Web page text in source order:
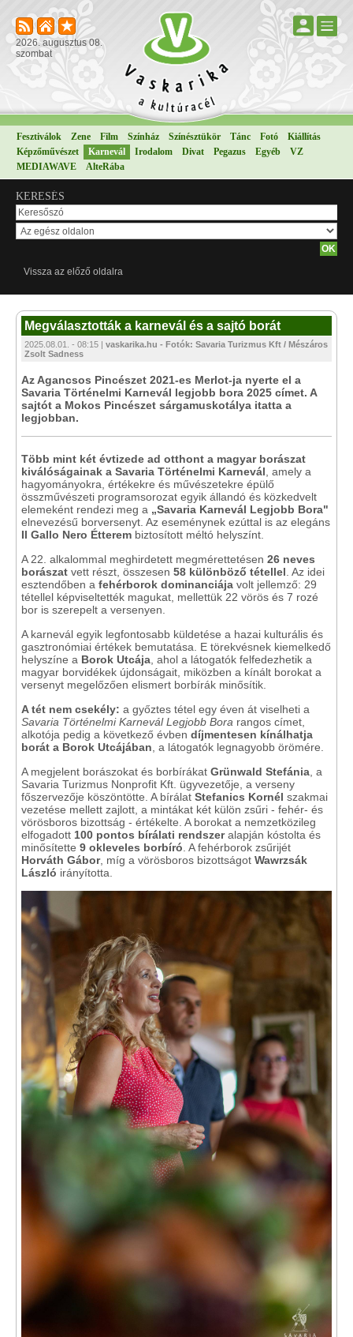
2026. augusztus 08.
szombat
Fesztiválok Zene Film Színház Színésztükör Tánc Fotó
Kiállítás
Képzőművészet
Karnevál Irodalom Divat Pegazus Egyéb
VZ
MEDIAWAVE
AlteRába
KERESÉS
Vissza az előző oldalra
Megválasztották a karnevál és a sajtó borát
2025.08.01. - 08:15 | vaskarika.hu - Fotók: Savaria Turizmus Kft / Mészáros
Zsolt Sadness
Az Agancsos Pincészet 2021-es Merlot-ja nyerte el a
Savaria Történelmi Karnevál legjobb bora 2025 címet. A
sajtót a Mokos Pincészet sárgamuskotálya itatta a
legjobban.
Több mint két évtizede ad otthont a magyar borászat
kiválóságainak a Savaria Történelmi Karnevál , amely a
hagyományokra, értékekre és művészetekre épülő
összművészeti programsorozat egyik állandó és közkedvelt
elemeként rendezi meg a „Savaria Karnevál Legjobb Bora"
elnevezésű borversenyt. Az eseménynek ezúttal is az elegáns
Il Gallo Nero Étterem biztosított méltó helyszínt.
A 22. alkalommal meghirdetett megmérettetésen 26 neves
borászat vett részt, összesen 58 különböző tétellel . Az idei
esztendőben a fehérborok dominanciája volt jellemző: 29
tétellel képviseltették magukat, mellettük 22 vörös és 7 rozé
bor is szerepelt a versenyen.
A karnevál egyik legfontosabb küldetése a hazai kulturális és
gasztronómiai értékek bemutatása. E törekvésnek kiemelkedő
helyszíne a Borok Utcája , ahol a látogatók felfedezhetik a
magyar borvidékek újdonságait, miközben a kínált borokat a
versenyt megelőzően elismert borbírák minősítik.
A tét nem csekély: a győztes tétel egy éven át viselheti a
Savaria Történelmi Karnevál Legjobb Bora rangos címet,
alkotója pedig a következő évben díjmentesen kínálhatja
borát a Borok Utcájában , a látogatók legnagyobb örömére.
A megjelent borászokat és borbírákat Grünwald Stefánia , a
Savaria Turizmus Nonprofit Kft. ügyvezetője, a verseny
főszervezője köszöntötte. A bírálat Stefanics Kornél szakmai
vezetése mellett zajlott, a mintákat két külön zsűri - fehér- és
vörösboros bizottság - értékelte. A borokat a nemzetközileg
elfogadott 100 pontos bírálati rendszeralapján kóstolta és
minősítette 9 okleveles borbíró . A fehérborok zsűrijét
Horváth Gábor, míg a vörösboros bizottságot Wawrzsák
László irányította.